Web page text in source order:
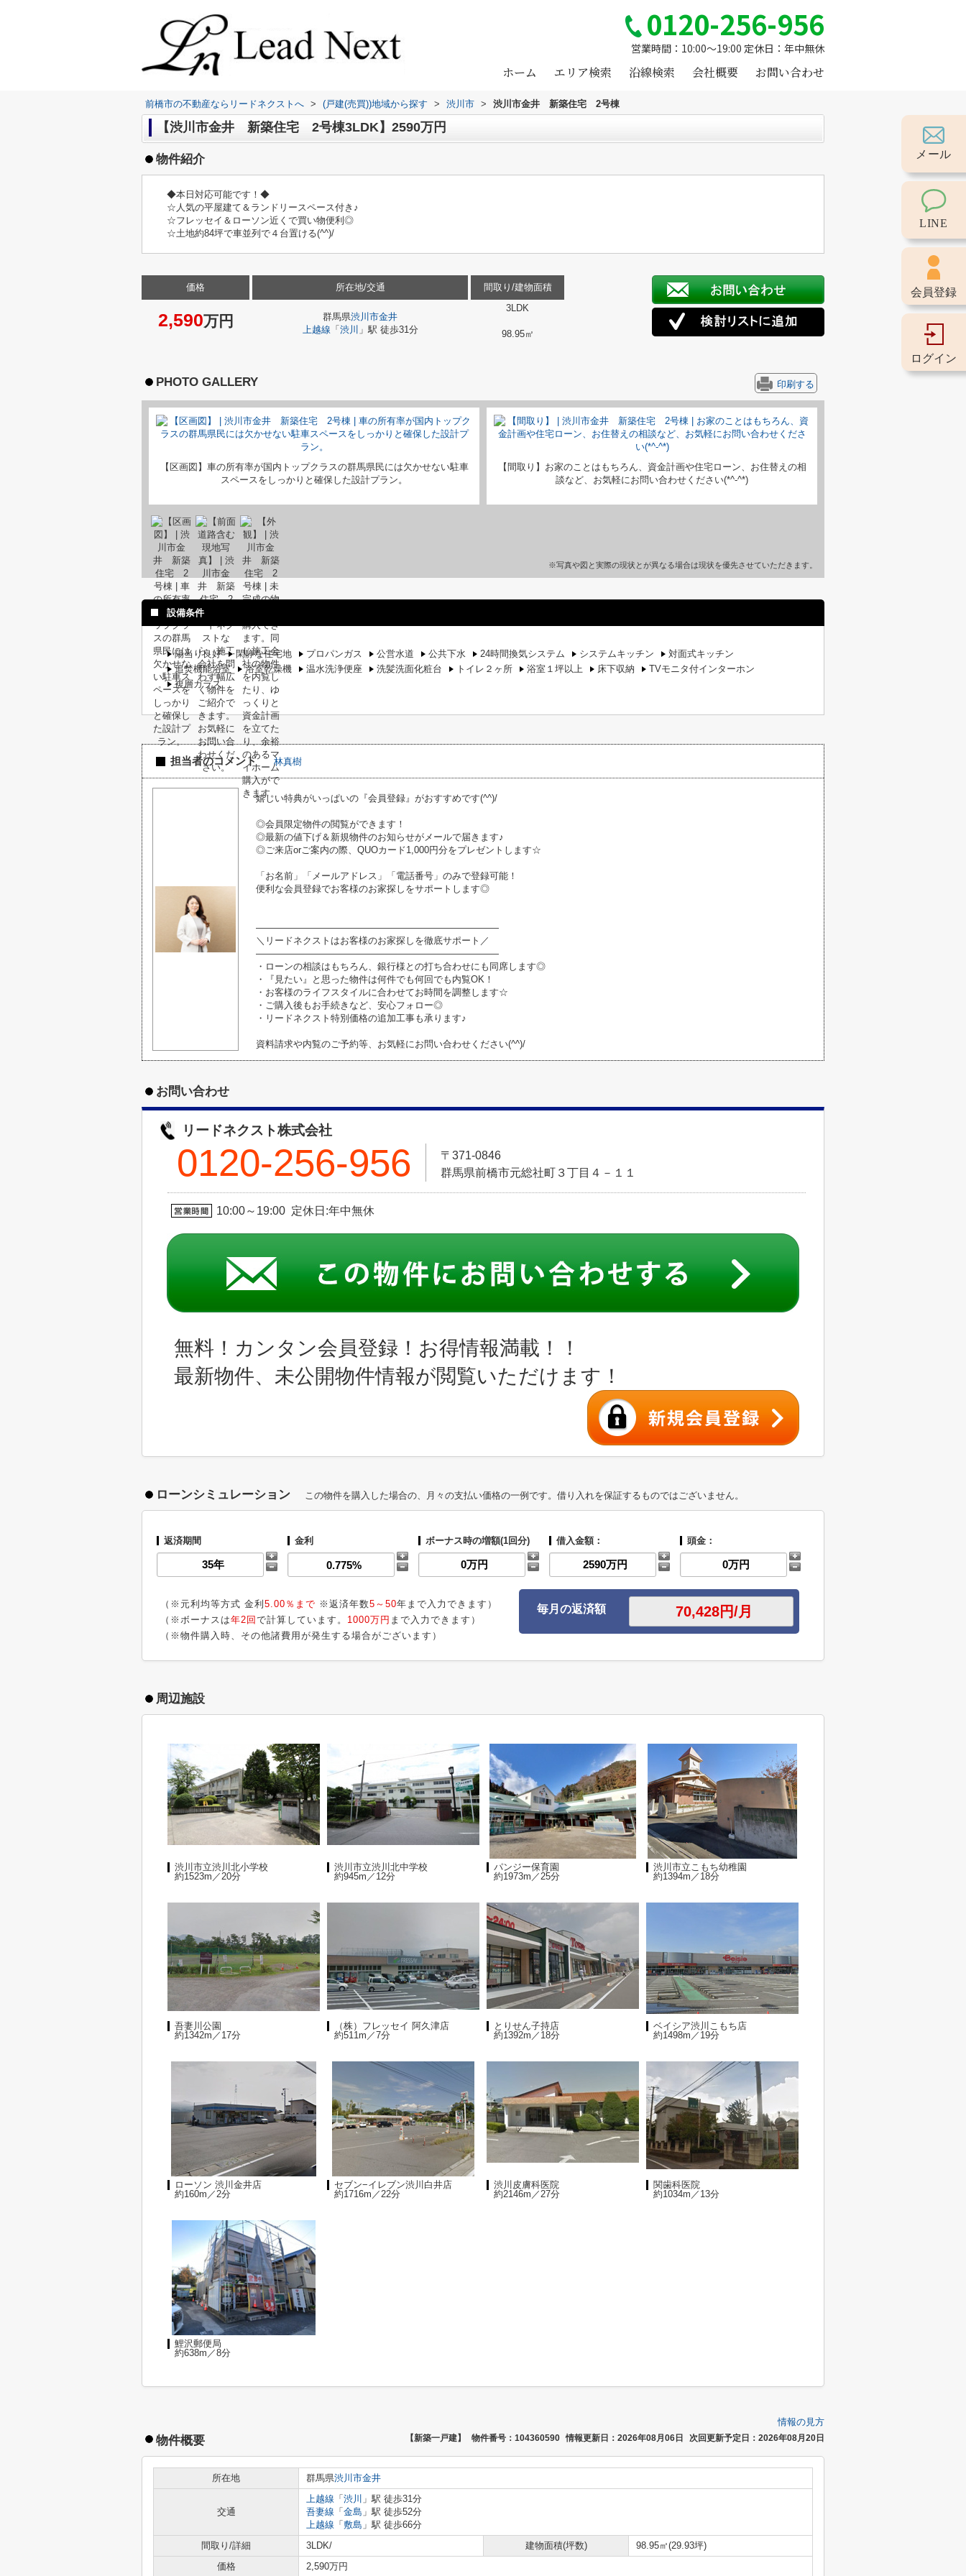
0120-256-956
営業時間：10:00～19:00 定休日：年中無休
ホーム エリア検索 沿線検索 会社概要 お問い合わせ
前橋市の不動産ならリードネクストへ > (戸建(売買))地域から探す > 渋川市 > 渋川市金井 新築住宅 2号棟
【渋川市金井 新築住宅 2号棟3LDK】2590万円
物件紹介
◆本日対応可能です！◆
☆人気の平屋建て＆ランドリースペース付き♪
☆フレッセイ＆ローソン近くで買い物便利◎
☆土地約84坪で車並列で４台置ける(^^)/
価格
2,590万円
所在地/交通
群馬県渋川市金井
上越線 「 渋川 」駅 徒歩31分
間取り/建物面積
3LDK
98.95㎡
PHOTO GALLERY 印刷する
【区画図】車の所有率が国内トップクラスの群馬県民には欠かせない駐車
スペースをしっかりと確保した設計プラン。
【間取り】お家のことはもちろん、資金計画や住宅ローン、お住替えの相
談など、お気軽にお問い合わせください(*^-^*)
※写真や図と実際の現状とが異なる場合は現状を優先させていただきます。
設備条件
陽当り良好 閑静な住宅地 プロパンガス 公営水道 公共下水 24時間換気システム システムキッチン
対面式キッチン
追焚機能浴室
浴室乾燥機 温水洗浄便座 洗髪洗面化粧台 トイレ２ヶ所 浴室１坪以上 床下収納
TVモニタ付インターホン
複層ガラス
担当者のコメント 林真樹
嬉しい特典がいっぱいの『会員登録』がおすすめです(^^)/
◎会員限定物件の閲覧ができます！
◎最新の値下げ＆新規物件のお知らせがメールで届きます♪
◎ご来店orご案内の際、QUOカード1,000円分をプレゼントします☆
「お名前」「メールアドレス」「電話番号」のみで登録可能！
便利な会員登録でお客様のお家探しをサポートします◎
――――――――――――――――――――――――――
＼リードネクストはお客様のお家探しを徹底サポート／
――――――――――――――――――――――――――
・ローンの相談はもちろん、銀行様との打ち合わせにも同席します◎
・『見たい』と思った物件は何件でも何回でも内覧OK！
・お客様のライフスタイルに合わせてお時間を調整します☆
・ご購入後もお手続きなど、安心フォロー◎
・リードネクスト特別価格の追加工事も承ります♪
資料請求や内覧のご予約等、お気軽にお問い合わせください(^^)/
お問い合わせ
リードネクスト株式会社
0120-256-956
〒371-0846
群馬県前橋市元総社町３丁目４－１１
10:00～19:00 定休日:年中無休
無料！カンタン会員登録！お得情報満載！！
最新物件、未公開物件情報が閲覧いただけます！
ローンシミュレーション この物件を購入した場合の、月々の支払い価格の一例です。借り入れを保証するものではございません。
返済期間 金利 ボーナス時の増額(1回分) 借入金額： 頭金：
（※元利均等方式 金利 5.00％まで ※返済年数5～50年まで入力できます）
（※ボーナスは年2回 で計算しています。 1000万円 まで入力できます）
（※物件購入時、その他諸費用が発生する場合がございます）
毎月の返済額
周辺施設
渋川市立渋川北小学校
約1523m／20分
渋川市立渋川北中学校
約945m／12分
パンジー保育園
約1973m／25分
渋川市立こもち幼稚園
約1394m／18分
吾妻川公園
約1342m／17分
（株）フレッセイ 阿久津店
約511m／7分
とりせん子持店
約1392m／18分
ベイシア渋川こもち店
約1498m／19分
ローソン 渋川金井店
約160m／2分
セブン−イレブン渋川白井店
約1716m／22分
渋川皮膚科医院
約2146m／27分
関歯科医院
約1034m／13分
鯉沢郵便局
約638m／8分
情報の見方
物件概要 【新築一戸建】 物件番号：104360590 情報更新日：2026年08月06日 次回更新予定日：2026年08月20日
所在地 群馬県渋川市金井
交通
上越線 「 渋川 」駅 徒歩31分
吾妻線 「 金島 」駅 徒歩52分
上越線 「 敷島 」駅 徒歩66分
間取り/詳細
3LDK/ 建物面積(坪数)
98.95㎡(29.93坪)
価格
2,590万円
メール
LINE
会員登録
ログイン